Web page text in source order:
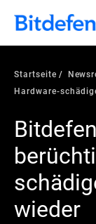
Startseite
Hardware-
wieder